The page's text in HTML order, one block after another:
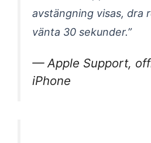
avstängning visas, dra
vänta 30 sekunder.”
— Apple Support,
iPhone